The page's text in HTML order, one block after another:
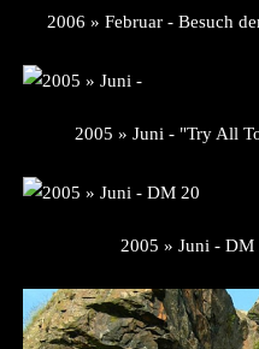
2006 » Februar - Besuch
2005 » Juni - "Try All
2005 » Juni - DM